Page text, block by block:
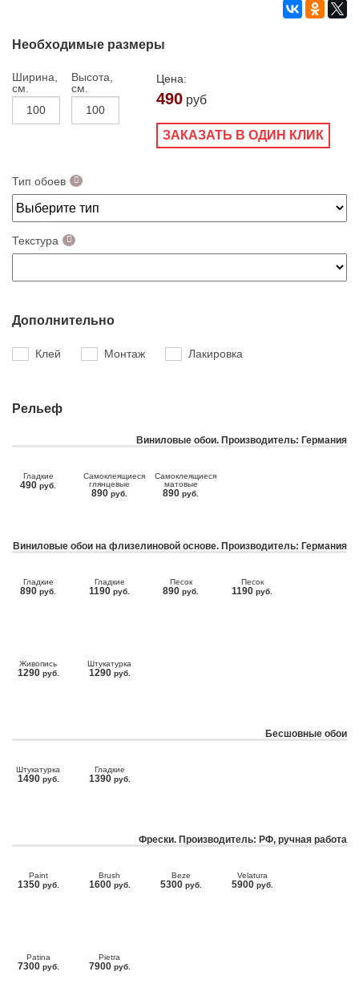
Необходимые размеры
Ширина,
см.
Высота,
см.
Цена:
490 руб
ЗАКАЗАТЬ В ОДИН КЛИК
Тип обоев
Текстура
Дополнительно
Клей Монтаж Лакировка
Рельеф
Виниловые обои. Производитель: Германия
Гладкие
490 руб.
Самоклеящиеся
глянцевые
890 руб.
Самоклеящиеся
матовые
890 руб.
Виниловые обои на флизелиновой основе. Производитель: Германия
Гладкие
890 руб.
Гладкие
1190 руб.
Песок
890 руб.
Песок
1190 руб.
Живопись
1290 руб.
Штукатурка
1290 руб.
Бесшовные обои
Штукатурка
1490 руб.
Гладкие
1390 руб.
Фрески. Производитель: РФ, ручная работа
Paint
1350 руб.
Brush
1600 руб.
Beze
5300 руб.
Velatura
5900 руб.
Patina
7300 руб.
Pietra
7900 руб.